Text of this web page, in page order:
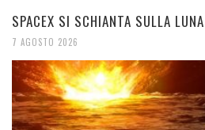
SPACEX SI SCHIANTA SULLA LUNA
7 AGOSTO 2026